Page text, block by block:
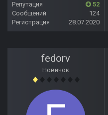
Репутация
52
Сообщений
124
Регистрация
28.07.2020
fedorv
Новичок